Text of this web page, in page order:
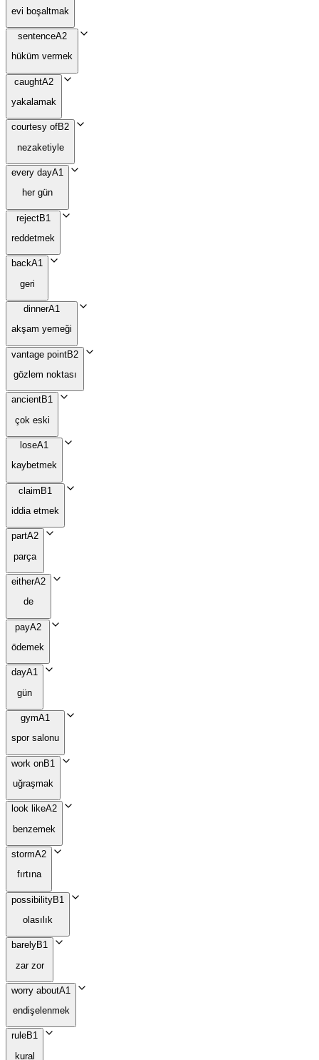
evi boşaltmak
sentenceA2
hüküm vermek
caughtA2
yakalamak
courtesy ofB2
nezaketiyle
every dayA1
her gün
rejectB1
reddetmek
backA1
geri
dinnerA1
akşam yemeği
vantage pointB2
gözlem noktası
ancientB1
çok eski
loseA1
kaybetmek
claimB1
iddia etmek
partA2
parça
eitherA2
de
payA2
ödemek
dayA1
gün
gymA1
spor salonu
work onB1
uğraşmak
look likeA2
benzemek
stormA2
fırtına
possibilityB1
olasılık
barelyB1
zar zor
worry aboutA1
endişelenmek
ruleB1
kural